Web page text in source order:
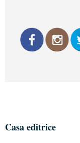
Casa editrice